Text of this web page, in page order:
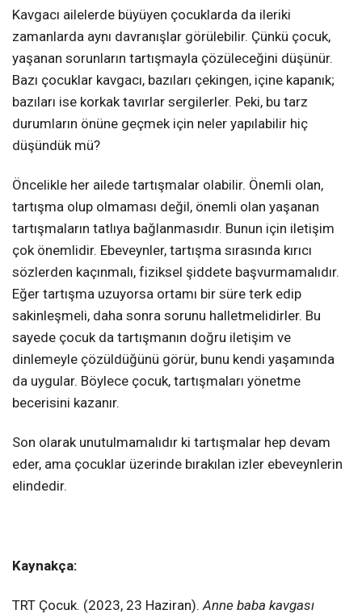
Kavgacı ailelerde büyüyen çocuklarda da ileriki
zamanlarda aynı davranışlar görülebilir. Çünkü çocuk,
yaşanan sorunların tartışmayla çözüleceğini düşünür.
Bazı çocuklar kavgacı, bazıları çekingen, içine kapanık;
bazıları ise korkak tavırlar sergilerler. Peki, bu tarz
durumların önüne geçmek için neler yapılabilir hiç
düşündük mü?
Öncelikle her ailede tartışmalar olabilir. Önemli olan,
tartışma olup olmaması değil, önemli olan yaşanan
tartışmaların tatlıya bağlanmasıdır. Bunun için iletişim
çok önemlidir. Ebeveynler, tartışma sırasında kırıcı
sözlerden kaçınmalı, fiziksel şiddete başvurmamalıdır.
Eğer tartışma uzuyorsa ortamı bir süre terk edip
sakinleşmeli, daha sonra sorunu halletmelidirler. Bu
sayede çocuk da tartışmanın doğru iletişim ve
dinlemeyle çözüldüğünü görür, bunu kendi yaşamında
da uygular. Böylece çocuk, tartışmaları yönetme
becerisini kazanır.
Son olarak unutulmamalıdır ki tartışmalar hep devam
eder, ama çocuklar üzerinde bırakılan izler ebeveynlerin
elindedir.
Kaynakça:
TRT Çocuk. (2023, 23 Haziran). Anne baba kavgası